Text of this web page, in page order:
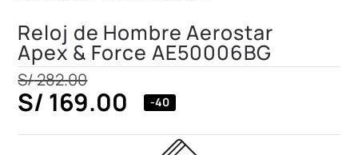
Reloj de Hombre Aerostar
Apex & Force AE50006BG
S/282.00
S/ 169.00 -40